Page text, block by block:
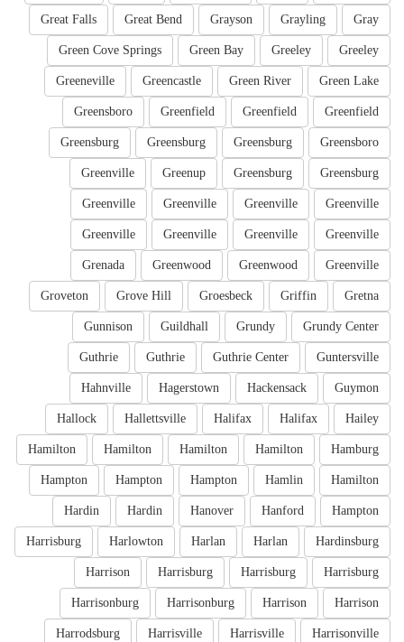
Gray
Grayling
Grayson
Great Bend
Great Falls
Greeley
Greeley
Green Bay
Green Cove Springs
Green Lake
Green River
Greencastle
Greeneville
Greenfield
Greenfield
Greenfield
Greensboro
Greensboro
Greensburg
Greensburg
Greensburg
Greensburg
Greensburg
Greenup
Greenville
Greenville
Greenville
Greenville
Greenville
Greenville
Greenville
Greenville
Greenville
Greenville
Greenwood
Greenwood
Grenada
Gretna
Griffin
Groesbeck
Grove Hill
Groveton
Grundy Center
Grundy
Guildhall
Gunnison
Guntersville
Guthrie Center
Guthrie
Guthrie
Guymon
Hackensack
Hagerstown
Hahnville
Hailey
Halifax
Halifax
Hallettsville
Hallock
Hamburg
Hamilton
Hamilton
Hamilton
Hamilton
Hamilton
Hamlin
Hampton
Hampton
Hampton
Hampton
Hanford
Hanover
Hardin
Hardin
Hardinsburg
Harlan
Harlan
Harlowton
Harrisburg
Harrisburg
Harrisburg
Harrisburg
Harrison
Harrison
Harrison
Harrisonburg
Harrisonburg
Harrisonville
Harrisville
Harrisville
Harrodsburg